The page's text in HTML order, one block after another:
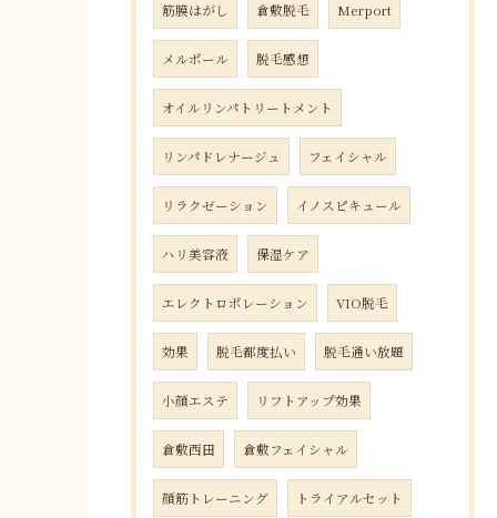
筋膜はがし 倉敷脱毛 Merport
メルポール 脱毛感想
オイルリンパトリートメント
リンパドレナージュ フェイシャル
リラクゼーション イノスピキュール
ハリ美容液 保湿ケア
エレクトロポレーション VIO脱毛
効果 脱毛都度払い 脱毛通い放題
小顔エステ リフトアップ効果
倉敷西田 倉敷フェイシャル
顔筋トレーニング トライアルセット